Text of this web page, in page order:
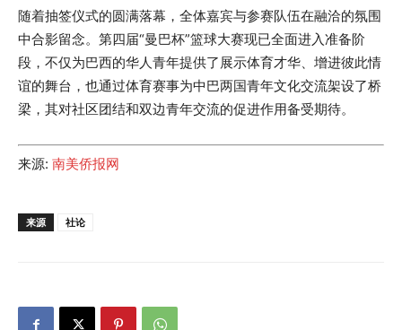
随着抽签仪式的圆满落幕，全体嘉宾与参赛队伍在融洽的氛围
中合影留念。第四届“曼巴杯”篮球大赛现已全面进入准备阶
段，不仅为巴西的华人青年提供了展示体育才华、增进彼此情
谊的舞台，也通过体育赛事为中巴两国青年文化交流架设了桥
梁，其对社区团结和双边青年交流的促进作用备受期待。
来源: 南美侨报网
来源 社论